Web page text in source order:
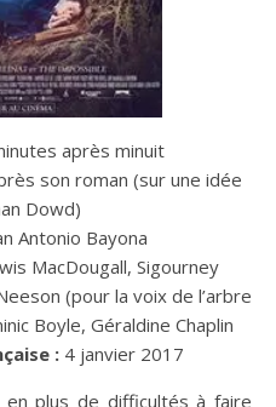
après minuit
son roman (sur une idée
Dowd)
Antonio Bayona
MacDougall, Sigourney
(pour la voix de l’arbre
Boyle, Géraldine Chaplin
: 4 janvier 2017
plus de difficultés à faire